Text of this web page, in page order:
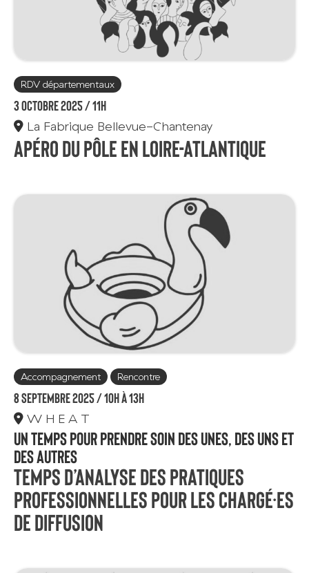
RDV départementaux
3 octobre 2025 /11h
La Fabrique Bellevue-Chantenay
Apéro du Pôle en Loire-Atlantique
Accompagnement Rencontre
8 septembre 2025 /10h à 13h
W H E A T
Un temps pour prendre soin des unes, des uns et
des autres
Temps d’analyse des pratiques
professionnelles pour les chargé·es
de diffusion